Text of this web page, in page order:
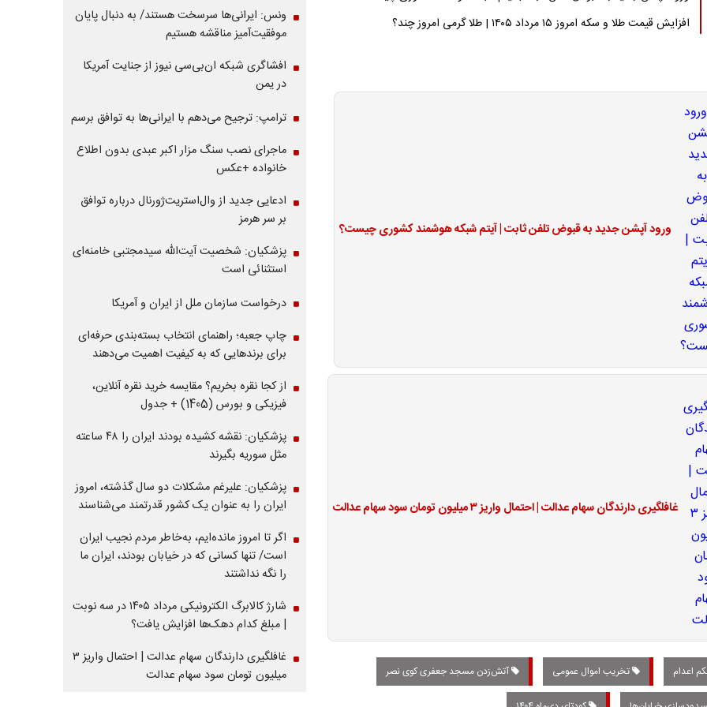
افزایش قیمت طلا و سکه امروز ۱۵ مرداد ۱۴۰۵ | طلا گرمی امروز چند؟
ورود آپشن جدید به قبوض تلفن ثابت | آیتم شبکه هوشمند کشوری چیست؟
غافلگیری دارندگان سهام عدالت | احتمال واریز ۳ میلیون تومان سود سهام عدالت
اعدام تخریب اموال عمومی آتش‌زدن مسجد جعفری کوی نصر
ونس: ایرانی‌ها سرسخت هستند/ به دنبال پایان
موفقیت‌آمیز مناقشه هستیم
افشاگری شبکه ان‌بی‌سی نیوز از جنایت آمریکا
در یمن
ترامپ: ترجیح می‌دهم با ایرانی‌‌ها به توافق برسم
ماجرای نصب سنگ مزار اکبر عبدی بدون اطلاع
خانواده +عکس
ادعایی جدید از وال‌استریت‌ژورنال درباره توافق
بر سر هرمز
پزشکیان: شخصیت آیت‌الله سیدمجتبی خامنه‌ای
استثنائی است
درخواست سازمان ملل از ایران و آمریکا
چاپ جعبه؛ راهنمای انتخاب بسته‌بندی حرفه‌ای
برای برندهایی که به کیفیت اهمیت می‌دهند
از کجا نقره بخریم؟ مقایسه خرید نقره آنلاین،
فیزیکی و بورس (1405) + جدول
پزشکیان: نقشه کشیده بودند ایران را ۴۸ ساعته
مثل سوریه بگیرند
پزشکیان: علیرغم مشکلات دو سال گذشته، امروز
ایران را به عنوان یک کشور قدرتمند می‌شناسند
اگر تا امروز مانده‌ایم، به‌خاطر مردم نجیب ایران
است/ تنها کسانی که در خیابان بودند، ایران ما
را نگه نداشتند
شارژ کالابرگ الکترونیکی مرداد ۱۴۰۵ در سه نوبت
| مبلغ کدام دهک‌ها افزایش یافت؟
غافلگیری دارندگان سهام عدالت | احتمال واریز ۳
میلیون تومان سود سهام عدالت